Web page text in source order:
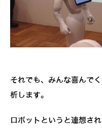
それでも、みんな喜んで
析します。
ロボットというと連想さ